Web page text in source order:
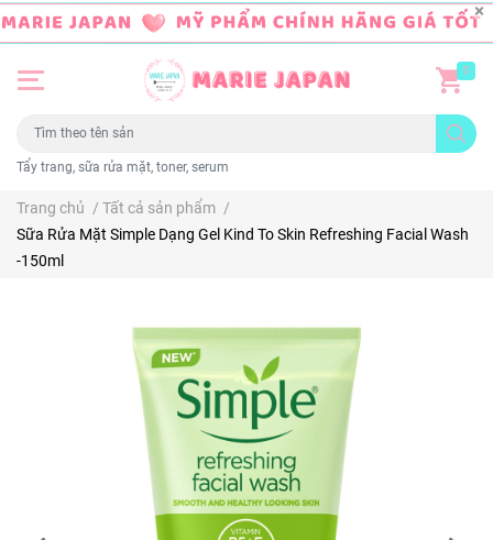
Tẩy trang, sữa rửa mặt, toner, serum
0
Trang chủ / Tất cả sản phẩm /
Sữa Rửa Mặt Simple Dạng Gel Kind To Skin Refreshing Facial Wash
-150ml